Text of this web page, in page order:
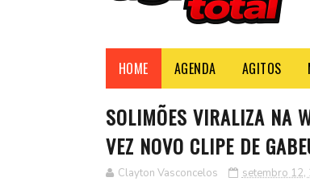
HOME AGENDA AGITOS
SOLIMÕES VIRALIZA NA
VEZ NOVO CLIPE DE
Clayton Vasconcelos setembro 12,